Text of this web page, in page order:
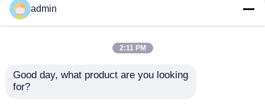
CV-190+CLV-190
admin
2:11 PM
Good day, what product are you looking
for?